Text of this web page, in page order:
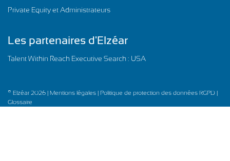
Private Equity et Administrateurs
Les partenaires d'Elzéar
Talent Within Reach Executive Search : USA
© Elzéar 2026 | Mentions légales | Politique de protection des données RGPD |
Glossaire